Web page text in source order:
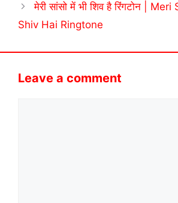
मेरी सांसो में भी शिव है रिंगटोन |
Shiv Hai Ringtone
Leave a comment